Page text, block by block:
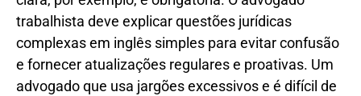
trabalhista deve explicar questões jurídicas
complexas em inglês simples para evitar confusão
e fornecer atualizações regulares e proativas. Um
advogado que usa jargões excessivos e é difícil de